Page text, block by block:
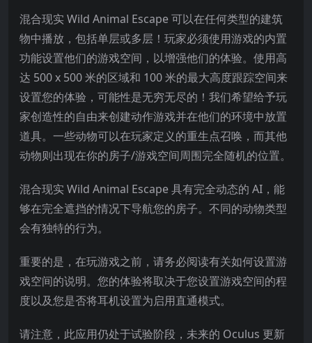
混合现实 Wild Animal Escape 可以在任何类型的建筑
物中播放，包括单层或多层！玩家必须使用游戏的内置
功能设置他们的游戏空间，以增强他们的体验。使用高
达 500 x 500 米的区域和 100 米的最大高度跟踪空间来
设置您的体验，可能性是无穷无尽的！我们希望给予玩
家创造性的自由来创建动作游戏并在他们的环境中放置
道具。一些动物可以在玩家定义的重生点召唤，而其他
动物则出现在你的房子/游戏空间周围完全随机的位置。
混合现实 Wild Animal Escape 具有完全动态的 AI，能
够在完全遮挡的情况下导航您的房子。不同的动物类型
会有独特的行为。
重要的是，在玩游戏之前，请务必阅读有关如何设置游
戏空间的说明。您的体验将取决于您设置游戏空间的程
度以及您是否将耳机设置为启用直通模式。
请注意，此应用仍处于试验阶段，未来的 Oculus 更新